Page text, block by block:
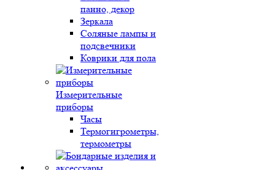
панно, декор
Зеркала
Соляные лампы и
подсвечники
Коврики для пола
Измерительные
приборы
Часы
Термогигрометры,
термометры